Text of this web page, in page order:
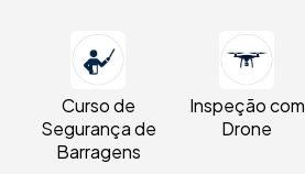
Curso de
Segurança de
Barragens
Inspeção com
Drone